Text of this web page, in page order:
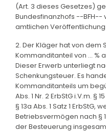
(Art. 3 dieses Gesetzes)
Bundesfinanzhofs --BFH--
amtlichen Veröffentlichung
2. Der Kläger hat von dem
Kommanditanteil von ... %
Dieser Erwerb unterliegt
Schenkungsteuer. Es
Kommanditanteils um
Abs. 1 Nr. 2 ErbStG i.V.m. §
§ 13a Abs. 1 Satz 1 ErbStG,
Betriebsvermögen nach §
der Besteuerung